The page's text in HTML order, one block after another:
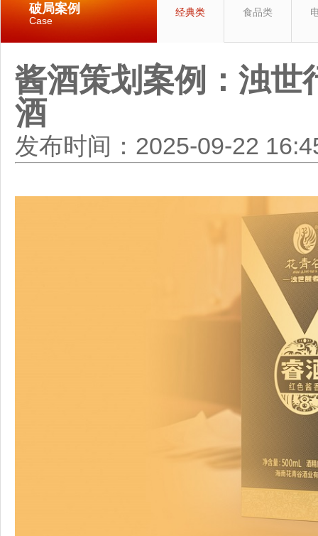
破局案例
Case
经典类 食品类
酱酒策划案例：浊世
酒
发布时间：2025-09-22